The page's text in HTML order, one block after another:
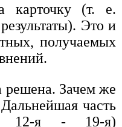
карточку (т. е.
Это и
получаемых
решена. Зачем же
часть
12-я - 19-я)